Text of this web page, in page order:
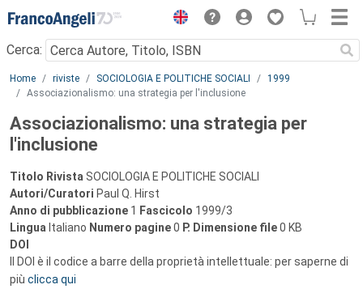
Menu
Cerca:
Main content
Home riviste SOCIOLOGIA E POLITICHE SOCIALI
1999
Associazionalismo: una strategia per l'inclusione
Associazionalismo: una strategia per
l'inclusione
Titolo Rivista SOCIOLOGIA E POLITICHE SOCIALI
Autori/Curatori Paul Q. Hirst
Anno di pubblicazione 1 Fascicolo 1999/3
Lingua Italiano Numero pagine0 P. Dimensione file0 KB
DOI
Il DOI è il codice a barre della proprietà intellettuale: per saperne di
più clicca qui